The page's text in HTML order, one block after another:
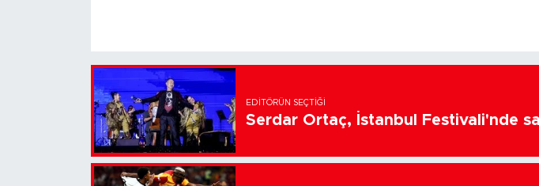
EDITÖRÜN SEÇTIĞI
Serdar Ortaç, İstanbul Festivali'nde